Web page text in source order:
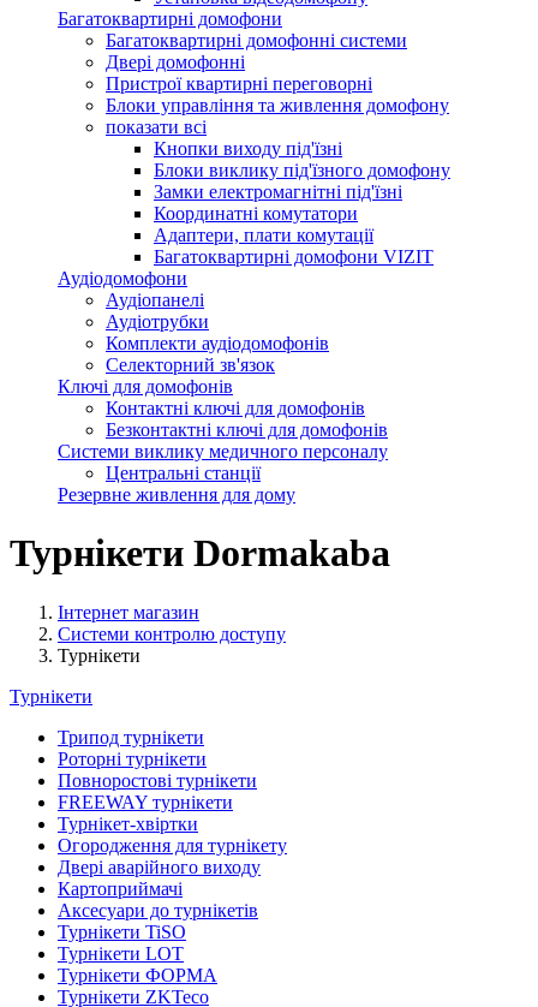
Багатоквартирні домофони
Багатоквартирні домофонні системи
Двері домофонні
Пристрої квартирні переговорні
Блоки управління та живлення домофону
показати всі
Кнопки виходу під'їзні
Блоки виклику під'їзного домофону
Замки електромагнітні під'їзні
Координатні комутатори
Адаптери, плати комутації
Багатоквартирні домофони VIZIT
Аудіодомофони
Аудіопанелі
Аудіотрубки
Комплекти аудіодомофонів
Селекторний зв'язок
Ключі для домофонів
Контактні ключі для домофонів
Безконтактні ключі для домофонів
Системи виклику медичного персоналу
Центральні станції
Резервне живлення для дому
Турнікети Dormakaba
Інтернет магазин
Системи контролю доступу
Турнікети
Турнікети
Трипод турнікети
Роторні турнікети
Повноростові турнікети
FREEWAY турнікети
Турнікет-хвіртки
Огородження для турнікету
Двері аварійного виходу
Картоприймачі
Аксесуари до турнікетів
Турнікети TiSO
Турнікети LOT
Турнікети ФОРМА
Турнікети ZKTeco